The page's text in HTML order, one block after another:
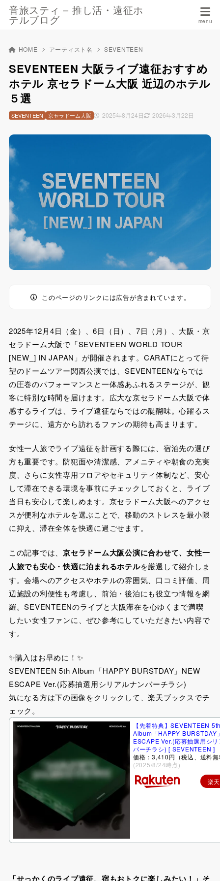
音旅スティ – 推し活・遠征ホ
テルブログ
HOME アーティスト名 SEVENTEEN
SEVENTEEN 大阪ライブ遠征おすすめ
ホテル 京セラドーム大阪 近辺のホテル
５選
2025年8月24日 2026年3月22日
SEVENTEEN 京セラドーム大阪
このページのリンクには広告が含まれています。
2025年12月4日（金）、6日（日）、7日（月）、大阪・京
セラドーム大阪で「SEVENTEEN WORLD TOUR
[NEW_] IN JAPAN」が開催されます。CARATにとって待
望のドームツアー関西公演では、SEVENTEENならでは
の圧巻のパフォーマンスと一体感あふれるステージが、観
客に特別な時間を届けます。広大な京セラドーム大阪で体
感するライブは、ライブ遠征ならではの醍醐味。心躍るス
テージに、遠方から訪れるファンの期待も高まります。
女性一人旅でライブ遠征を計画する際には、宿泊先の選び
方も重要です。防犯面や清潔感、アメニティや朝食の充実
度、さらに女性専用フロアやセキュリティ体制など、安心
して滞在できる環境を事前にチェックしておくと、ライブ
当日も安心して楽しめます。京セラドーム大阪へのアクセ
スが便利なホテルを選ぶことで、移動のストレスを最小限
に抑え、滞在全体を快適に過ごせます。
この記事では、京セラドーム大阪公演に合わせて、女性一
人旅でも安心・快適に泊まれるホテルを厳選して紹介しま
す。会場へのアクセスやホテルの雰囲気、口コミ評価、周
辺施設の利便性も考慮し、前泊・後泊にも役立つ情報を網
羅。SEVENTEENのライブと大阪滞在を心ゆくまで満喫
したい女性ファンに、ぜひ参考にしていただきたい内容で
す。
✨購入はお早めに！✨
SEVENTEEN 5th Album「HAPPY BURSTDAY」NEW
ESCAPE Ver.(応募抽選用シリアルナンバーチラシ)
気になる方は下の画像をクリックして、楽天ブックスでチ
ェック。
【先着特典】SEVENTEEN
Album「HAPPY BURSTDAY
ESCAPE Ver.(応募抽選用シ
バーチラシ) [ SEVENTEEN ]
価格：3,410円（税込、送料
(2025/8/24時点)
楽
「せっかくのライブ遠征、宿もおトクに楽しみたい！」そ